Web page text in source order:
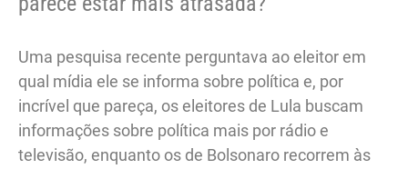
Uma pesquisa recente perguntava ao eleitor em
qual mídia ele se informa sobre política e, por
incrível que pareça, os eleitores de Lula buscam
informações sobre política mais por rádio e
televisão, enquanto os de Bolsonaro recorrem às